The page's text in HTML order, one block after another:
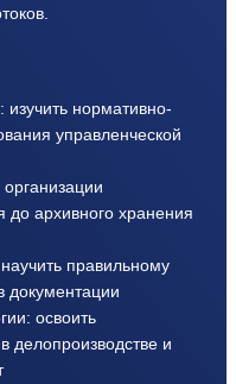
нормативно-
управленческой
до архивного хранения
правильному
освоить
делопроизводстве и